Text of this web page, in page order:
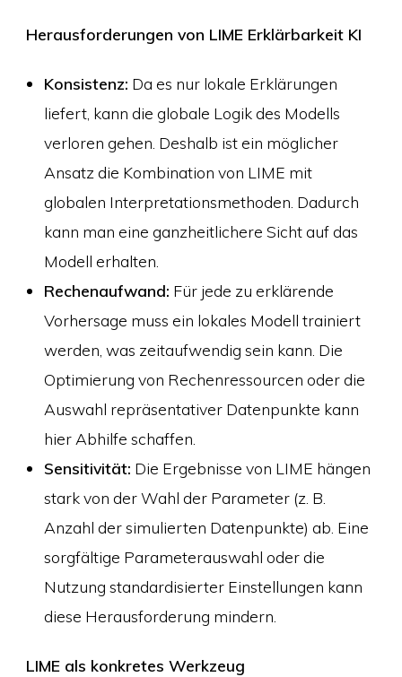
Herausforderungen von LIME Erklärbarkeit KI
Konsistenz: Da es nur lokale Erklärungen
liefert, kann die globale Logik des Modells
verloren gehen. Deshalb ist ein möglicher
Ansatz die Kombination von LIME mit
globalen Interpretationsmethoden. Dadurch
kann man eine ganzheitlichere Sicht auf das
Modell erhalten.
Rechenaufwand: Für jede zu erklärende
Vorhersage muss ein lokales Modell trainiert
werden, was zeitaufwendig sein kann. Die
Optimierung von Rechenressourcen oder die
Auswahl repräsentativer Datenpunkte kann
hier Abhilfe schaffen.
Sensitivität: Die Ergebnisse von LIME hängen
stark von der Wahl der Parameter (z. B.
Anzahl der simulierten Datenpunkte) ab. Eine
sorgfältige Parameterauswahl oder die
Nutzung standardisierter Einstellungen kann
diese Herausforderung mindern.
LIME als konkretes Werkzeug